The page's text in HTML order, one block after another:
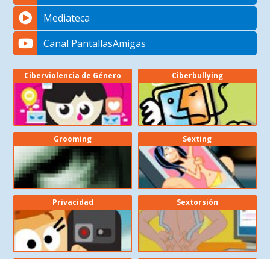
Mediateca
Canal PantallasAmigas
Ciberviolencia de Género Ciberbullying
Grooming Sexting
Privacidad Sextorsión